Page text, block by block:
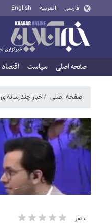
فارسی العربية English
صفحه اصلی سیاست اقتصاد
صفحه اصلی اخبار چندرسانه‌ای
۰ نفر